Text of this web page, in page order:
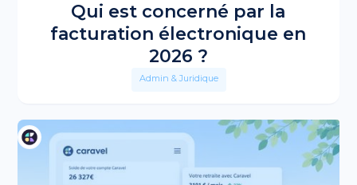
Qui est concerné par la
facturation électronique en
2026 ?
Admin & Juridique